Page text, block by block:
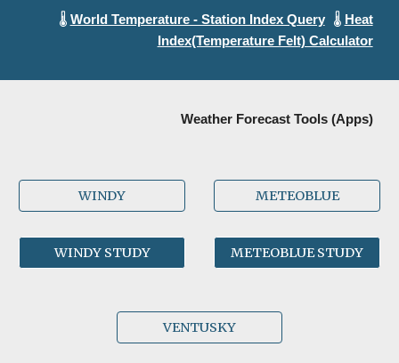
🌡️ World Temperature - Station Index Query🌡️ Heat
Index(Temperature Felt) Calculator
Weather Forecast Tools (Apps)
WINDY
WINDY STUDY
METEOBLUE
METEOBLUE STUDY
VENTUSKY